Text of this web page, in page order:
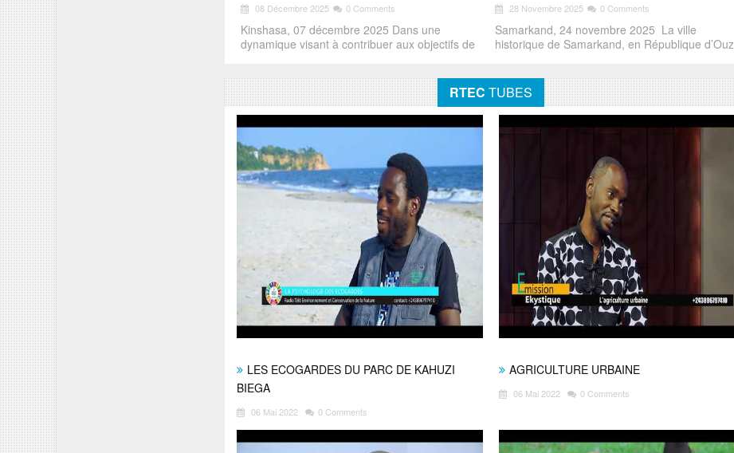
08 Décembre 2025 0 Comments
Kinshasa, 07 décembre 2025 Dans une
dynamique visant à contribuer aux objectifs de
28 Novembre 2025 0 Comments
Samarkand, 24 novembre 2025 La ville
historique de Samarkand, en République d’Ouz
RTEC TUBES
LES ECOGARDES DU PARC DE KAHUZI
BIEGA
06 Mai 2022 0 Comments
AGRICULTURE URBAINE
06 Mai 2022 0 Comments